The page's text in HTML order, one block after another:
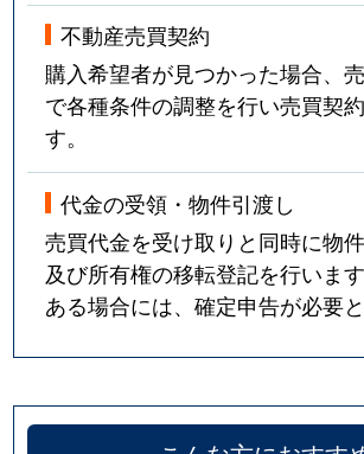
不動産売買契約
購入希望者が見つかった場合、
で各種条件の調整を行い売買契
す。
代金の受領・物件引渡し
売買代金を受け取りと同時に物
及び所有権の移転登記を行いま
ある場合には、確定申告が必要と